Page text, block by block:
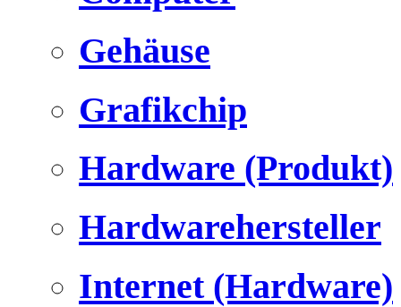
Gehäuse
Grafikchip
Hardware (Produkt)
Hardwarehersteller
Internet (Hardware)